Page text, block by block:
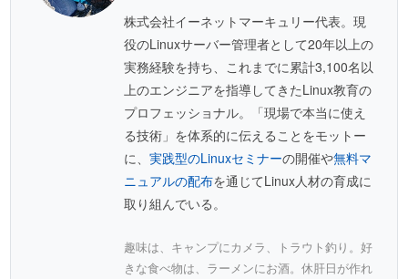
株式会社イーネットマーキュリー代表。現
役のLinuxサーバー管理者として20年以上の
実務経験を持ち、これまでに累計3,100名以
上のエンジニアを指導してきたLinux教育の
プロフェッショナル。「現場で本当に使え
る技術」を体系的に伝えることをモットー
に、実践型のLinuxセミナーの開催や無料マ
ニュアルの配布を通じてLinux人材の育成に
取り組んでいる。
趣味は、キャンプにカメラ、トラウト釣り。好
きな食べ物は、ラーメンにお酒。休肝日が作れ